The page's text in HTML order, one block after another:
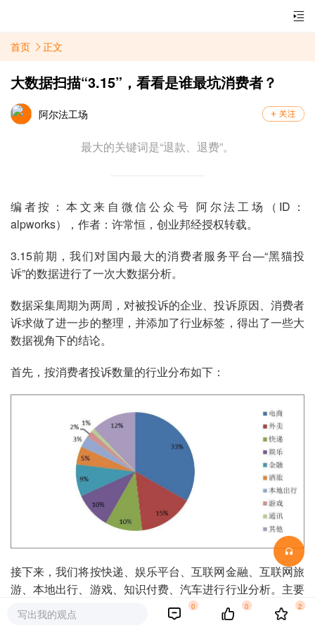
首页 正文
大数据扫描“3.15”，看看是谁最坑消费者？
阿尔法工场
最大的关键词是“退款、退费”。
编者按：本文来自微信公众号 阿尔法工场（ID：
alpworks），作者：许常恒，创业邦经授权转载。
3.15前期，我们对国内最大的消费者服务平台—“黑猫投
诉”的数据进行了一次大数据分析。
数据采集周期为两周，对被投诉的企业、投诉原因、消费者
诉求做了进一步的整理，并添加了行业标签，得出了一些大
数据视角下的结论。
首先，按消费者投诉数量的行业分布如下：
接下来，我们将按快递、娱乐平台、互联网金融、互联网旅
游、本地出行、游戏、知识付费、汽车进行行业分析。主要
分析每个行业的通病和行业中比较突出的消费者投诉情况。
写出我的观点
0 0 2